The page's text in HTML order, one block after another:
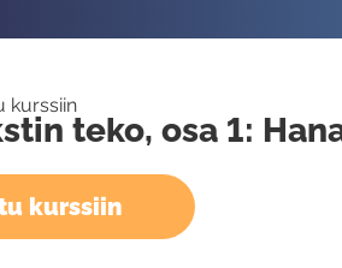
kurssiin
teko, osa 1:
kurssiin